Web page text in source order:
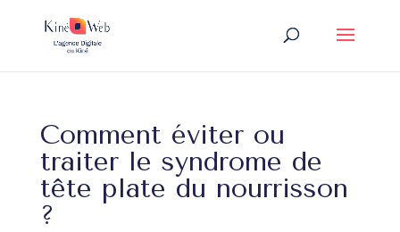
Comment éviter ou
traiter le syndrome de
tête plate du nourrisson
?